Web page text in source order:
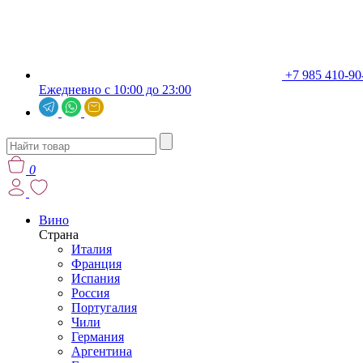
+7 985 410-
Ежедневно с 10:00 до 23:00
0
Вино
Страна
Италия
Франция
Испания
Россия
Португалия
Чили
Германия
Аргентина